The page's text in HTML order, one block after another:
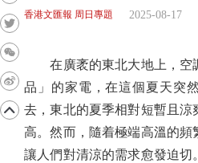
香港文匯報 周日專題 2025-08-17
在廣袤的東北大地上，空
品」的家電，在這個夏天突
去，東北的夏季相對短暫且涼
高。然而，隨着極端高溫的
讓人們對清涼的需求愈發迫切